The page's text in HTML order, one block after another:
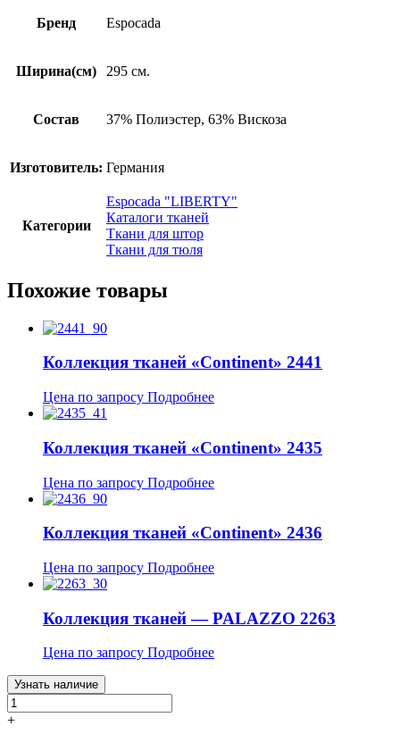
Бренд Espocada
Ширина(см) 295 см.
Состав 37% Полиэстер, 63% Вискоза
Изготовитель: Германия
Категории
Espocada "LIBERTY"
Каталоги тканей
Ткани для штор
Ткани для тюля
Похожие товары
Коллекция тканей «Continent» 2441
Цена по запросу Подробнее
Коллекция тканей «Continent» 2435
Цена по запросу Подробнее
Коллекция тканей «Continent» 2436
Цена по запросу Подробнее
Коллекция тканей — PALAZZO 2263
Цена по запросу Подробнее
Узнать наличие
+